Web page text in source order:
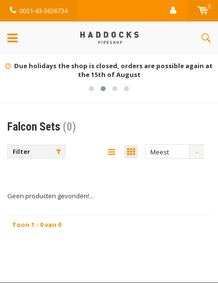
0031-43-3636734 0
Due holidays the shop is closed, orders are possible again at
the 15th of August
Falcon Sets (0)
Filter
Meest
Geen producten gevonden!...
Toon 1 - 0 van 0